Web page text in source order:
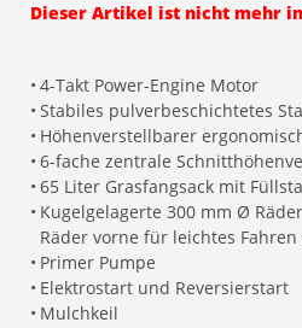
Dieser Artikel ist nicht mehr
• 4-Takt Power-Engine Motor
• Stabiles pulverbeschichtetes
• Höhenverstellbarer
• 6-fache zentrale
• 65 Liter Grasfangsack mit
• Kugelgelagerte 300 mm Ø
Räder vorne für leichtes
• Primer Pumpe
• Elektrostart und Reversierstart
• Mulchkeil